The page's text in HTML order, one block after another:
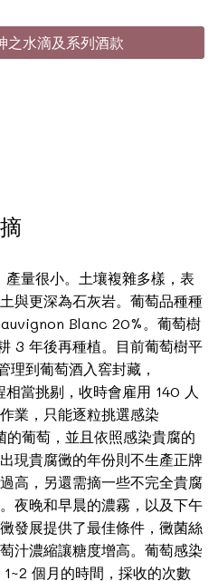
之水滴及系列酒款
量很小。土壤複雜多樣，表
與更深為石灰岩。葡萄品種種
Blanc 20%。葡萄樹
3 年後再種植。目前葡萄樹平
理到葡萄酒入窖封藏，
當挑剔，收時會雇用 140 人
業，只能逐粒挑選感染
葡萄，並且依照感染貴腐的
現貴腐黴的年份則不生產正牌
高，另還需摘一些不完全貴腐
夜晚和早晨的濃霧，以及下午
發展提供了最佳條件，黴菌絲
汁濃縮讓糖度增高。葡萄感染
個月的時間，採收的次數